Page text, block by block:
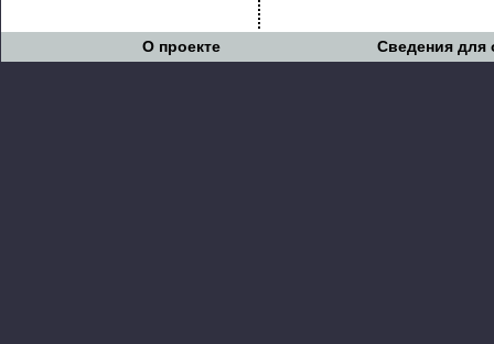
О проекте Сведения для